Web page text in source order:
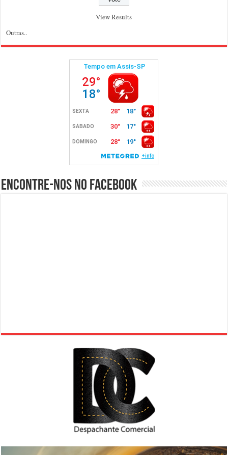
View Results
Outras..
Encontre-nos no Facebook